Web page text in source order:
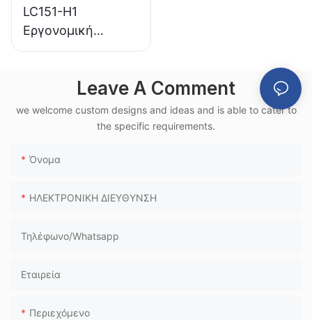
LC151-H1
Εργονομική
καρέκλα
αεροδρομίου από
πολυουρεθάνη με
χρήση σε
τρένων υψηλής
Leave A Comment
we welcome custom designs and ideas and is able to cater to
the specific requirements.
Όνομα
ΗΛΕΚΤΡΟΝΙΚΗ ΔΙΕΥΘΥΝΣΗ
Τηλέφωνο/Whatsapp
Εταιρεία
Περιεχόμενο